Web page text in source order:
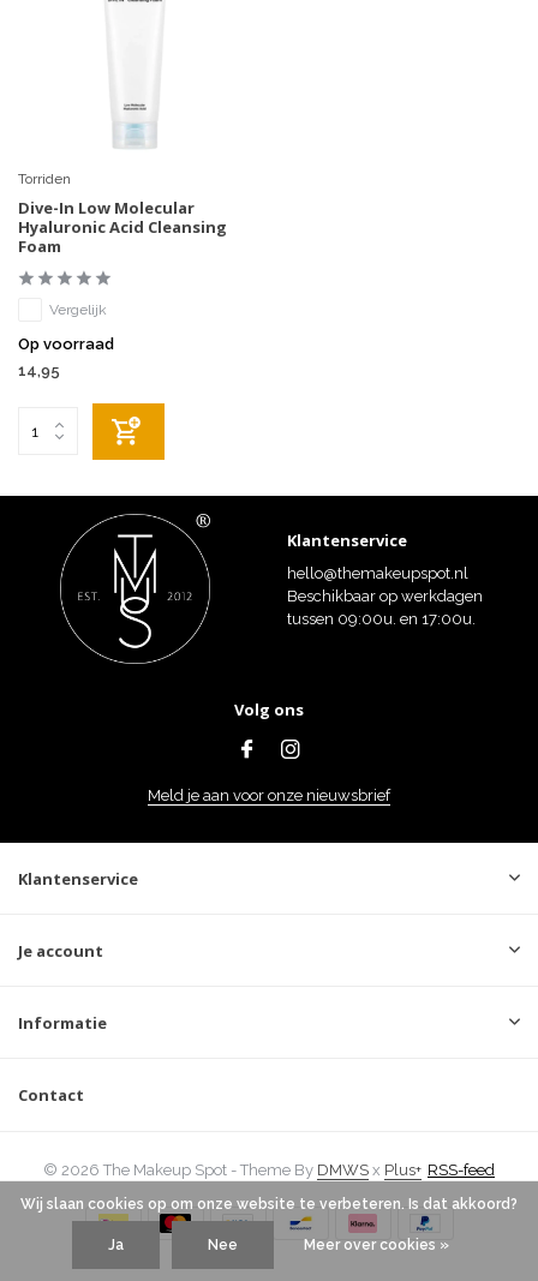
Torriden
Dive-In Low Molecular
Hyaluronic Acid Cleansing
Foam
Vergelijk
Op voorraad
14,95
Klantenservice
hello@themakeupspot.nl
Beschikbaar op werkdagen
tussen 09:00u. en 17:00u.
Volg ons
Meld je aan voor onze nieuwsbrief
Klantenservice
Je account
Informatie
Contact
© 2026 The Makeup Spot - Theme By DMWS x Plus+ RSS-feed
Wij slaan cookies op om onze website te verbeteren. Is dat akkoord?
Ja Nee Meer over cookies »